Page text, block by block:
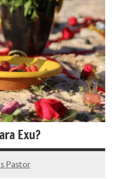
Exu?
Pastor